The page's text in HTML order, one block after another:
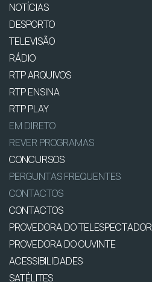
NOTÍCIAS
DESPORTO
TELEVISÃO
RÁDIO
RTP ARQUIVOS
RTP ENSINA
RTP PLAY
EM DIRETO
REVER PROGRAMAS
CONCURSOS
PERGUNTAS FREQUENTES
CONTACTOS
CONTACTOS
PROVEDORA DO TELESPECTADOR
PROVEDORA DO OUVINTE
ACESSIBILIDADES
SATÉLITES